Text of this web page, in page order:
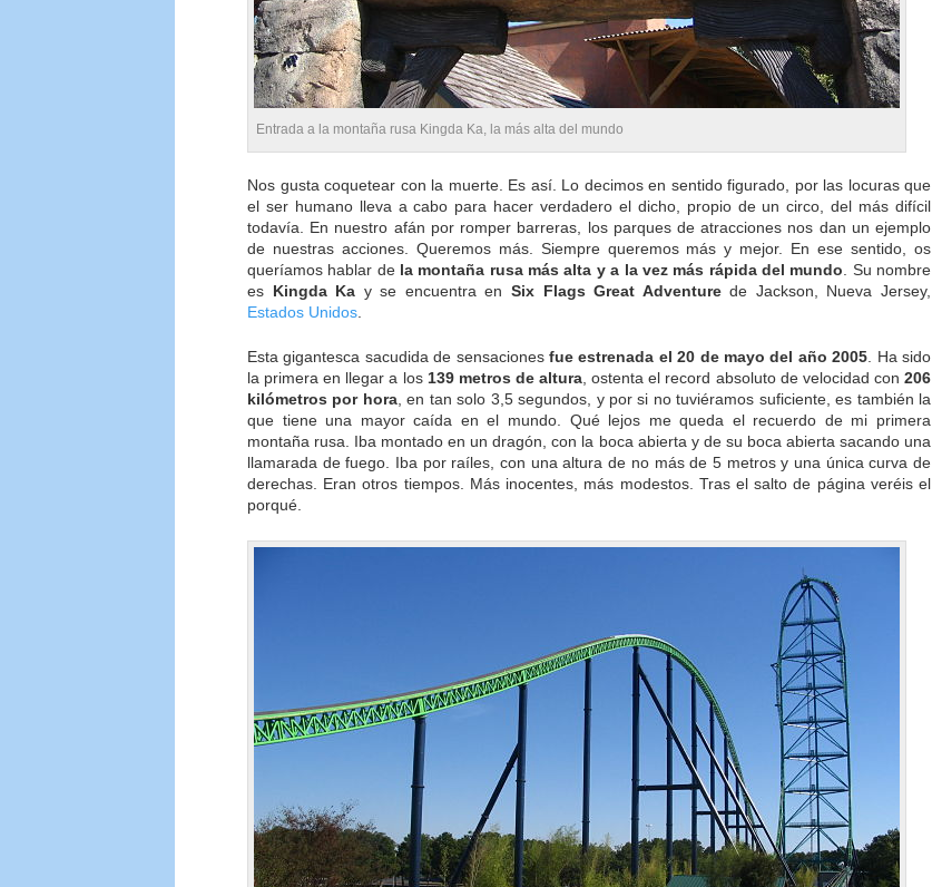
Entrada a la montaña rusa Kingda Ka, la más alta del mundo
Nos gusta coquetear con la muerte. Es así. Lo decimos en sentido figurado, por las locuras que
el ser humano lleva a cabo para hacer verdadero el dicho, propio de un circo, del más difícil
todavía. En nuestro afán por romper barreras, los parques de atracciones nos dan un ejemplo
de nuestras acciones. Queremos más. Siempre queremos más y mejor. En ese sentido, os
queríamos hablar de la montaña rusa más alta y a la vez más rápida del mundo . Su nombre
es Kingda Ka y se encuentra enSix Flags Great Adventurede Jackson, Nueva Jersey,
Estados Unidos
Esta gigantesca sacudida de sensaciones fue estrenada el 20 de mayo del año 2005. Ha sido
la primera en llegar a los 139 metros de altura, ostenta el record absoluto de velocidad con206
kilómetros por hora, en tan solo 3,5 segundos, y por si no tuviéramos suficiente, es también la
que tiene una mayor caída en el mundo. Qué lejos me queda el recuerdo de mi primera
montaña rusa. Iba montado en un dragón, con la boca abierta y de su boca abierta sacando una
llamarada de fuego. Iba por raíles, con una altura de no más de 5 metros y una única curva de
derechas. Eran otros tiempos. Más inocentes, más modestos. Tras el salto de página veréis el
porqué.